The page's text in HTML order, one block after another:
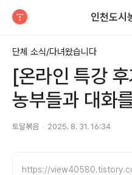
인천도시
단체 소식/다녀왔습니다
[온라인 특강
농부들과 대화
토달볶음 2025. 8. 31. 16:34
https://